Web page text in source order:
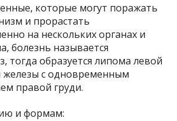
которые могут поражать
и прорастать
на нескольких органах и
болезнь называется
тогда образуется липома левой
железы с одновременным
правой груди.
и формам: